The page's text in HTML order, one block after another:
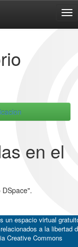
en el
un espacio virtual
a la libertad
Creative Commons